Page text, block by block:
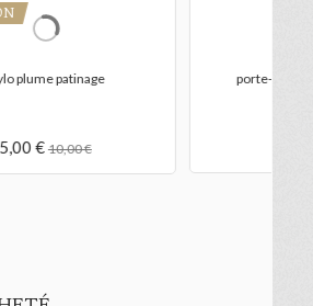
PROMOTION
trousse d'école patinage
5,00 €